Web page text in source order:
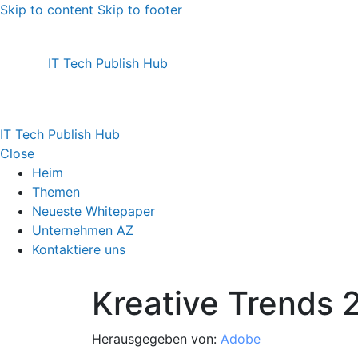
Skip to content Skip to footer
IT Tech Publish Hub
IT Tech Publish Hub
Close
Heim
Themen
Neueste Whitepaper
Unternehmen AZ
Kontaktiere uns
Kreative Trends
Herausgegeben von: Adobe